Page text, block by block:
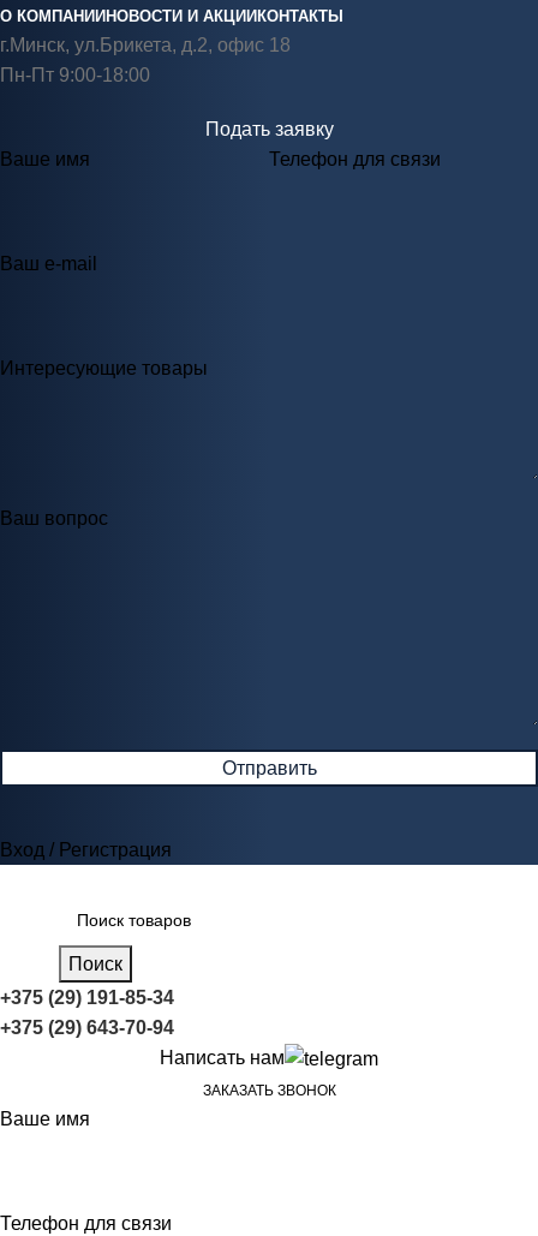
О КОМПАНИИ НОВОСТИ И АКЦИИ КОНТАКТЫ
г.Минск, ул.Брикета, д.2, офис 18
Пн-Пт 9:00-18:00
Подать заявку
Ваше имя
Телефон для связи
Ваш e-mail
Интересующие товары
Ваш вопрос
Вход / Регистрация
Поиск
+375 (29) 191-85-34
+375 (29) 643-70-94
Написать нам
ЗАКАЗАТЬ ЗВОНОК
Ваше имя
Телефон для связи